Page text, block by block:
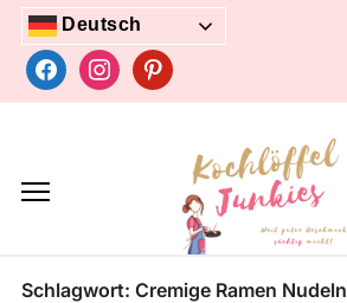
Skip
content
Deutsch
facebookinstagrampinterest
Schlagwort: Cremige Ramen Nudeln